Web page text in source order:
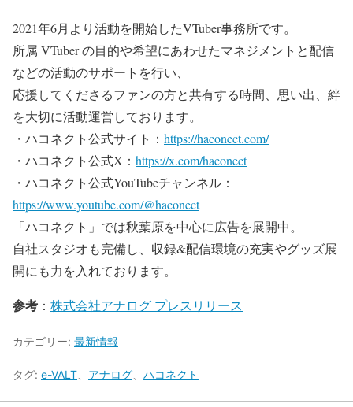
2021年6月より活動を開始したVTuber事務所です。
所属 VTuber の目的や希望にあわせたマネジメントと配信
などの活動のサポートを行い、
応援してくださるファンの方と共有する時間、思い出、絆
を大切に活動運営しております。
・ハコネクト公式サイト： https://haconect.com/
・ハコネクト公式X： https://x.com/haconect
・ハコネクト公式YouTubeチャンネル：
https://www.youtube.com/@haconect
「ハコネクト」では秋葉原を中心に広告を展開中。
自社スタジオも完備し、収録&配信環境の充実やグッズ展
開にも力を入れております。
参考 ： 株式会社アナログ プレスリリース
カテゴリー: 最新情報
タグ: e-VALT、 アナログ、 ハコネクト